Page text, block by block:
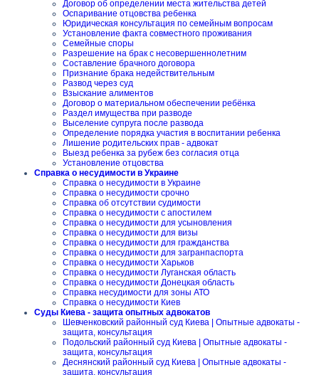
Договор об определении места жительства детей
Оспаривание отцовства ребенка
Юридическая консультация по семейным вопросам
Установление факта совместного проживания
Семейные споры
Разрешение на брак с несовершеннолетним
Составление брачного договора
Признание брака недействительным
Развод через суд
Взыскание алиментов
Договор о материальном обеспечении ребёнка
Раздел имущества при разводе
Выселение супруга после развода
Определение порядка участия в воспитании ребенка
Лишение родительских прав - адвокат
Выезд ребенка за рубеж без согласия отца
Установление отцовства
Справка о несудимости в Украине
Справка о несудимости в Украине
Справка о несудимости срочно
Справка об отсутствии судимости
Справка о несудимости с апостилем
Справка о несудимости для усыновления
Справка о несудимости для визы
Справка о несудимости для гражданства
Справка о несудимости для загранпаспорта
Справка о несудимости Харьков
Справка о несудимости Луганская область
Справка о несудимости Донецкая область
Справка несудимости для зоны АТО
Справка о несудимости Киев
Суды Киева - защита опытных адвокатов
Шевченковский районный суд Киева | Опытные адвокаты -
защита, консультация
Подольский районный суд Киева | Опытные адвокаты -
защита, консультация
Деснянский районный суд Киева | Опытные адвокаты -
защита, консультация